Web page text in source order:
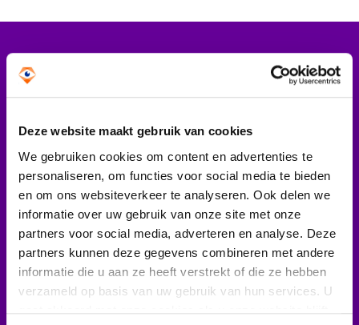
Deze website maakt gebruik van cookies
We gebruiken cookies om content en advertenties te
personaliseren, om functies voor social media te bieden
en om ons websiteverkeer te analyseren. Ook delen we
informatie over uw gebruik van onze site met onze
partners voor social media, adverteren en analyse. Deze
partners kunnen deze gegevens combineren met andere
informatie die u aan ze heeft verstrekt of die ze hebben
verzameld op basis van uw gebruik van hun services. U
CBF-publicaties
State of the Sector
Het Nederlandse Donateurspanel
Contact & Signalen
Vergelijkbare artikelen
30 maart 2023
De man/vrouw-
verhouding bij
Erkende Goede
Doelen; wat
vertellen de
statistieken?
De rol
CBF bij
&
Doelen
Van 1 t/m 9